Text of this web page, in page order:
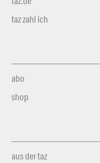
taz zahl ich
abo
shop
aus der taz